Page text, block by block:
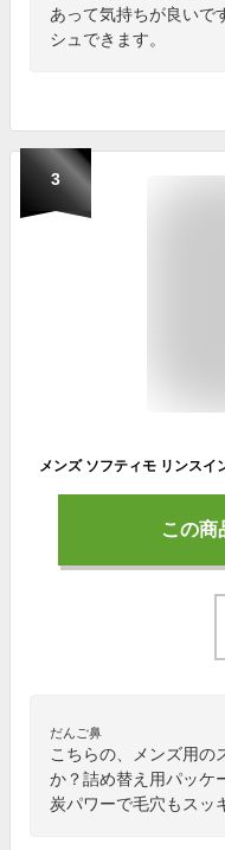
あって気持ちが良いで
シュできます。
3
この商
だんご鼻
こちらの、メンズ用の
か？詰め替え用パッケ
炭パワーで毛穴もスッ